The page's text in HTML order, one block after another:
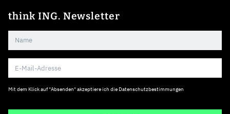
think ING. Newsletter
Mit dem Klick auf "Absenden" akzeptiere ich die Datenschutzbestimmungen